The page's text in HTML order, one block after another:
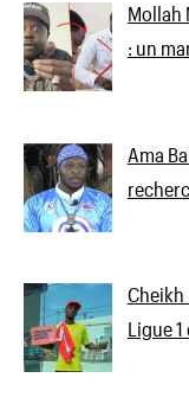
Mollah
: un
Ama
Cheikh
Ligue